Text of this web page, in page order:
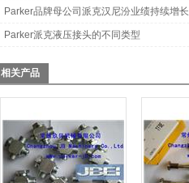
Parker品牌母公司派克汉尼汾业绩持续增
Parker派克液压接头的不同类型
相关产品